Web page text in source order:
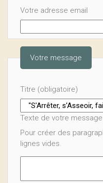
Votre adresse email
Votre message
Titre (obligatoire)
Texte de votre
Pour créer des
lignes vides.